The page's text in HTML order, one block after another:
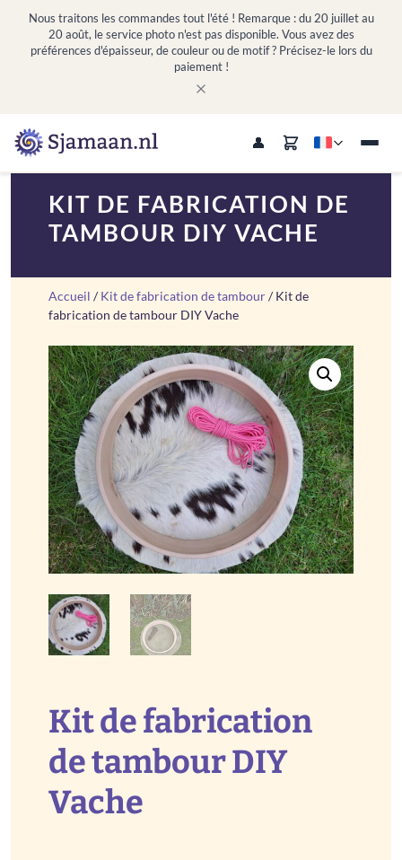
Nous traitons les commandes tout l'été ! Remarque : du 20 juillet au
20 août, le service photo n'est pas disponible. Vous avez des
préférences d'épaisseur, de couleur ou de motif ? Précisez-le lors du
paiement !
KIT DE FABRICATION DE
TAMBOUR DIY VACHE
Accueil /Kit de fabrication de tambour/ Kit de
fabrication de tambour DIY Vache
Kit de fabrication
de tambour DIY
Vache